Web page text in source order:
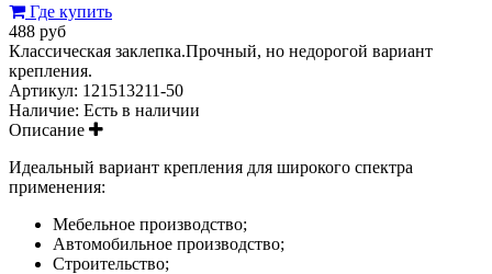
Где купить
488 руб
Классическая заклепка.Прочный, но недорогой вариант
крепления.
Артикул: 121513211-50
Наличие: Есть в наличии
Описание
Идеальный вариант крепления для широкого спектра
применения:
Мебельное производство;
Автомобильное производство;
Строительство;